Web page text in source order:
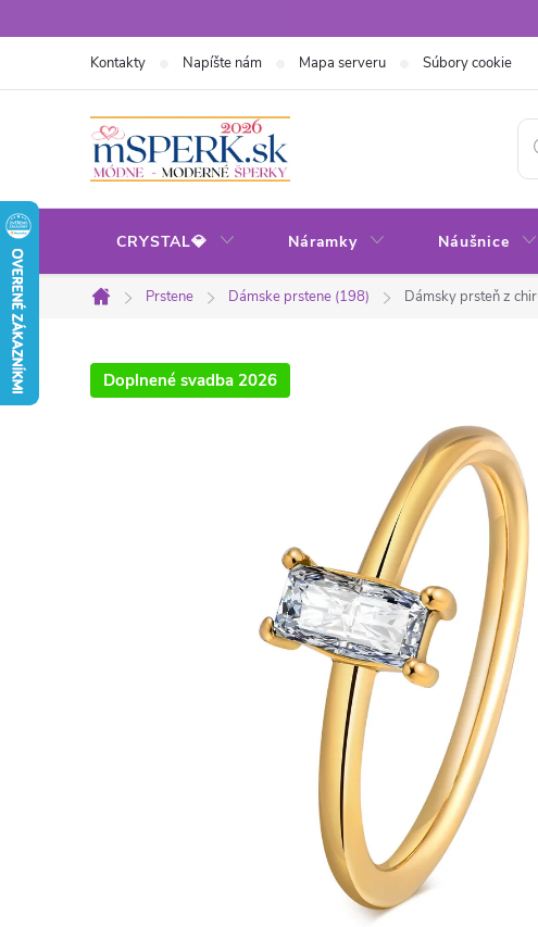
na
Kontakty Napíšte nám Mapa serveru Súbory cookie
CRYSTAL💎 Náramky Náušnice
Domov
Prstene Dámske prstene (198) Dámsky prsteň z
Doplnené svadba 2026